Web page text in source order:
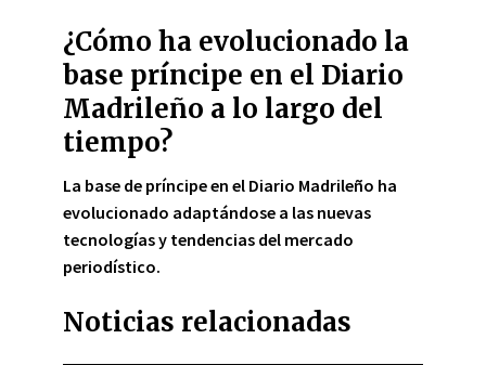
¿Cómo ha evolucionado la
base príncipe en el Diario
Madrileño a lo largo del
tiempo?
La base de príncipe en el Diario Madrileño ha
evolucionado adaptándose a las nuevas
tecnologías y tendencias del mercado
periodístico.
Noticias relacionadas